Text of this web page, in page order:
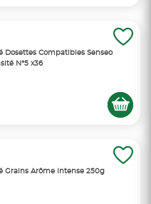
Dosettes Compatibles Senseo
N°5 x36
Grains Arôme Intense 250g